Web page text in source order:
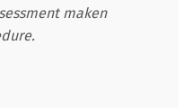
maken